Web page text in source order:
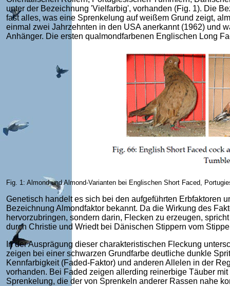
unter der Bezeichnung 'Vielfarbig', vorhanden (Fig. 1). Die
fast alles, was eine Sprenkelung auf weißem Grund zeigt,
einmal zwei Jahrzehnten in den USA anerkannt (1962) und
Anhänger. Die ersten qualmondfarbenen Englischen Long
Fig. 1: Almond und Almond-Varianten bei Englischen Short Faced,
Genetisch handelt es sich bei den aufgeführten Erbfaktoren
Bezeichnung Almondfaktor bekannt. Da die Wirkung des
hervorzubringen, sondern darin, Flecken zu erzeugen,
durch Christie und Wriedt bei Dänischen Stippern vom
In der Ausprägung dieser charakteristischen Fleckung
zeigen bei einer schwarzen Grundfarbe deutliche dunkle
Kennfarbigkeit (Faded-Faktor) und anderen Allelen in der
vorhanden. Bei Faded zeigen allerding reinerbige Täuber
Sprenkelung, die der von Sprenkeln anderer Rassen nahe